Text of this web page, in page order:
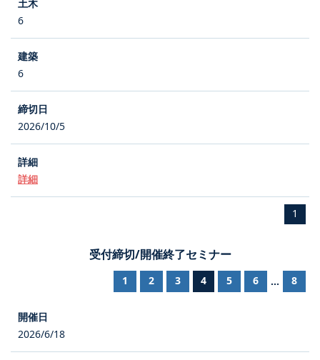
6
6
2026/10/5
詳細
1
受付締切/開催終了セミナー
1 2 3 4 5 6 ... 8
2026/6/18